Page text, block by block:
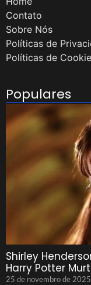
Contato
Sobre Nós
Políticas de
Políticas de
Populares
Shirley
Harry Potter
25 de novembro de 2025